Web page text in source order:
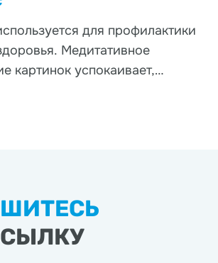
для профилактики
Медитативное
картинок успокаивает,